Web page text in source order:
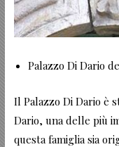
Palazzo Di Dario
Il Palazzo Di Dario è
Dario, una delle più
questa famiglia sia